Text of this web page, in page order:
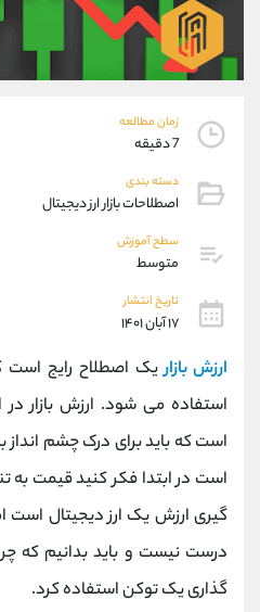
زمان مطالعه
7 دقیقه
دسته بندی
اصطلاحات بازار ارز دیجیتال
سطح آموزش
متوسط
تاریخ انتشار
۱۷ آبان ۱۴۰۱
ارزش بازاریک اصطلاح رایج است
استفاده می شود. ارزش بازار
است که باید برای درک چشم انداز
است در ابتدا فکر کنید قیمت به
گیری ارزش یک ارز دیجیتال است
درست نیست و باید بدانیم که چرا
گذاری یک توکن استفاده کرد.
واتساپ
تلگرام
داخلی
پشتیبان فروش
موبایل
واتساپ
داخلی
اطلاعات تماس (دفتر فروش)
تلفن
بدون پیش شماره
اینستاگرام